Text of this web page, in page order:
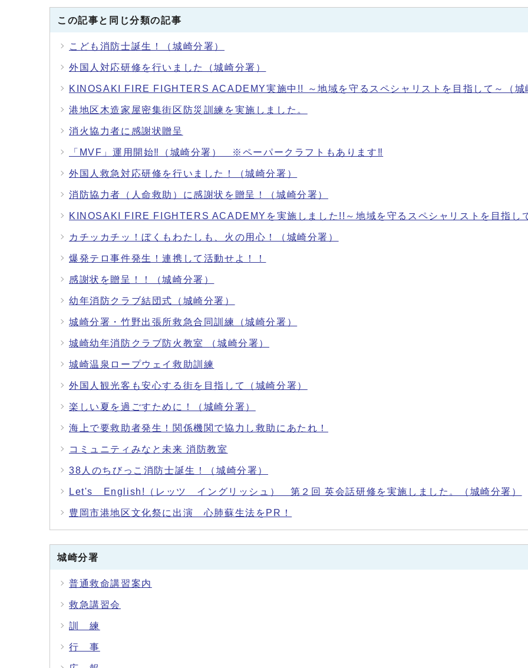
この記事と同じ分類の記事
こども消防士誕生！（城崎分署）
外国人対応研修を行いました（城崎分署）
KINOSAKI FIRE FIGHTERS ACADEMY実施中!! ～地域を守るスペシャリストを目指して～（城
港地区木造家屋密集街区防災訓練を実施しました。
消火協力者に感謝状贈呈
「MVF」運用開始‼（城崎分署） ※ペーパークラフトもあります‼
外国人救急対応研修を行いました！（城崎分署）
消防協力者（人命救助）に感謝状を贈呈！（城崎分署）
KINOSAKI FIRE FIGHTERS ACADEMYを実施しました!!～地域を守るスペシャリストを目指し
カチッカチッ！ぼくもわたしも、火の用心！（城崎分署）
爆発テロ事件発生！連携して活動せよ！！
感謝状を贈呈！！（城崎分署）
幼年消防クラブ結団式（城崎分署）
城崎分署・竹野出張所救急合同訓練（城崎分署）
城崎幼年消防クラブ防火教室 （城崎分署）
城崎温泉ロープウェイ救助訓練
外国人観光客も安心する街を目指して（城崎分署）
楽しい夏を過ごすために！（城崎分署）
海上で要救助者発生！関係機関で協力し救助にあたれ！
コミュニティみなと未来 消防教室
38人のちびっこ消防士誕生！（城崎分署）
Let's English!（レッツ イングリッシュ） 第２回 英会話研修を実施しました。（城崎分署）
豊岡市港地区文化祭に出演 心肺蘇生法をPR！
城崎分署
普通救命講習案内
救急講習会
訓 練
行 事